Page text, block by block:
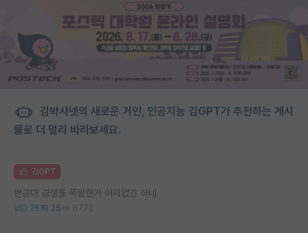
김박사넷의 새로운 거인, 인공지능 김GPT가 추천하는 게시
물로 더 멀리 바라보세요.
김GPT
반공대 경쟁률 폭발한거 어이없긴 하네
26 25 8772